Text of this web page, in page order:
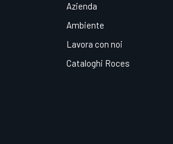
Azienda
Ambiente
Lavora con noi
Cataloghi Roces